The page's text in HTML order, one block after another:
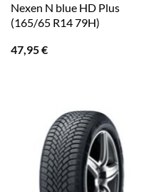
Nexen N blue HD Plus
(165/65 R14 79H)
47,95€